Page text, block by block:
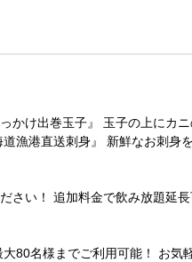
かけ出巻玉子』 玉子の上にカニ
漁港直送刺身』 新鮮なお刺身
さい！ 追加料金で飲み放題延
80名様までご利用可能！ お気